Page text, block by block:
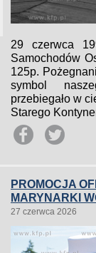
29 czerwca
Samochodów
125p.
symbol
przebiegało w
Starego
PROMOCJA
MARYNARKI
27 czerwca 2026